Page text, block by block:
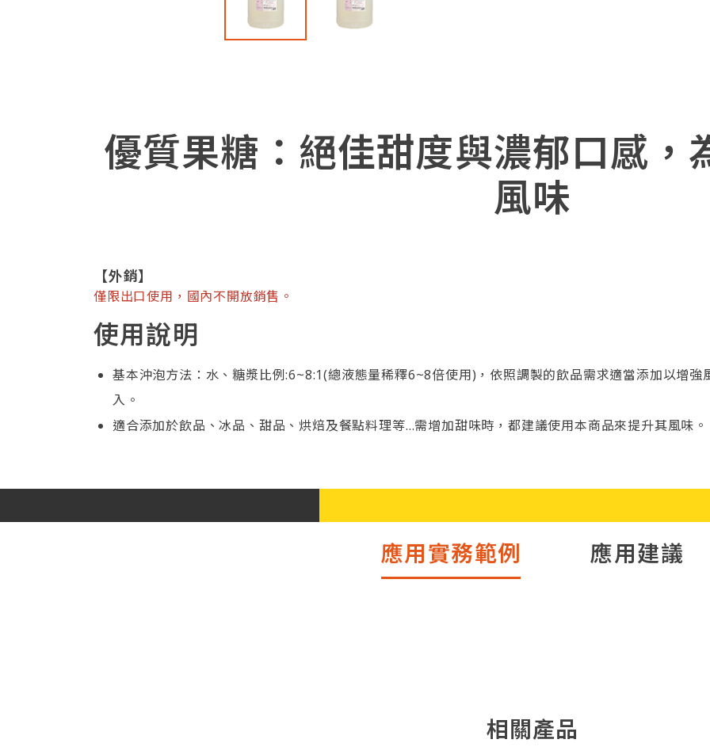
優質果糖：絕佳甜度與濃郁口感，
風味
【外銷】
僅限出口使用，國內不開放銷售。
使用說明
基本沖泡方法：水、糖漿比例:6~8:1(總液態量稀釋6~8倍使用)，依照調製的飲品需求適當添加以增
入。
適合添加於飲品、冰品、甜品、烘焙及餐點料理等…需增加甜味時，都建議使用本商品來提升其風味。
應用實務範例 應用建議
香Ｑ嫩杏仁凍飲
相關產品